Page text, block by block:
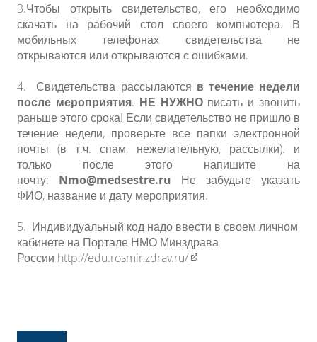
3.Чтобы открыть свидетельство, его необходимо
скачать на рабочий стол своего компьютера. В
мобильных телефонах свидетельства не
открываются или открываются с ошибками.
4. Свидетельства рассылаются в течение недели
после мероприятия. НЕ НУЖНОписать и звонить
раньше этого срока! Если свидетельство не пришло в
течение недели, проверьте все папки электронной
почты (в т.ч. спам, нежелательную, рассылки). и
только после этого напишите на
почту: Nmo@medsestre.ru Не забудьте указать
ФИО, название и дату мероприятия.
5. Индивидуальный код надо ввести в своем личном
кабинете на Портале НМО Минздрава
России http://edu.rosminzdrav.ru/​